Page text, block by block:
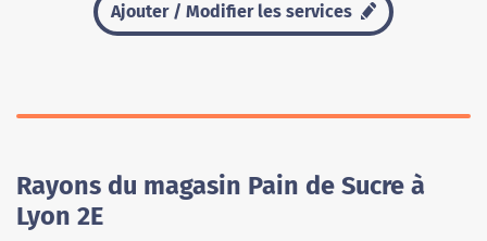
Ajouter / Modifier les services
Rayons du magasin Pain de Sucre à
Lyon 2E